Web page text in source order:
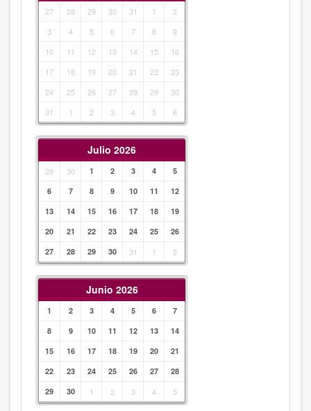
27 28 29 30 31 1
2
3
4 5 6 7 8
9
10
11 12 13 14 15
16
17
18 19 20 21 22
23
24
25 26 27 28 29
30
31
1 2 3 4 5 6
Julio 2026
29 30 1 2 3 4
5
6
7 8 9 10 11
12
13
14 15 16 17 18
19
20
21 22 23 24 25
26
27
28 29 30 31 1 2
Junio 2026
1 2 3 4 5 6
7
8
9 10 11 12 13
14
15
16 17 18 19 20
21
22
23 24 25 26 27
28
29
30 1 2 3 4 5